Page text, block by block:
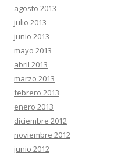
agosto 2013
julio 2013
junio 2013
mayo 2013
abril 2013
marzo 2013
febrero 2013
enero 2013
diciembre 2012
noviembre 2012
junio 2012